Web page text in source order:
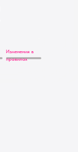
Изменения в
правилах